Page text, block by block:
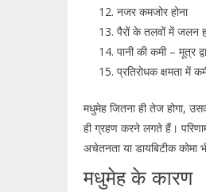
नजर कमजोर होना
पैरों के तलवों में जलन
पानी की कमी – मूत्र
प्रतिरोधक क्षमता में
मधुमेह जितना ही तेज होगा,
ही ग्रहण करने लगते हैं।
अचेतनता या डायबिटीक कोमा
मधुमेह के कारण